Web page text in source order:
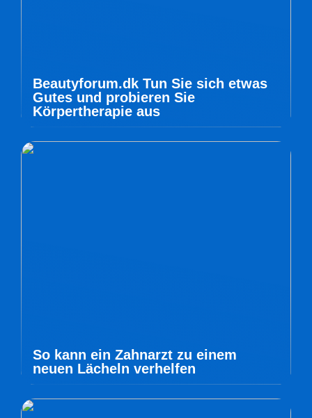
Beautyforum.dk Tun Sie sich etwas
Gutes und probieren Sie
Körpertherapie aus
So kann ein Zahnarzt zu einem
neuen Lächeln verhelfen